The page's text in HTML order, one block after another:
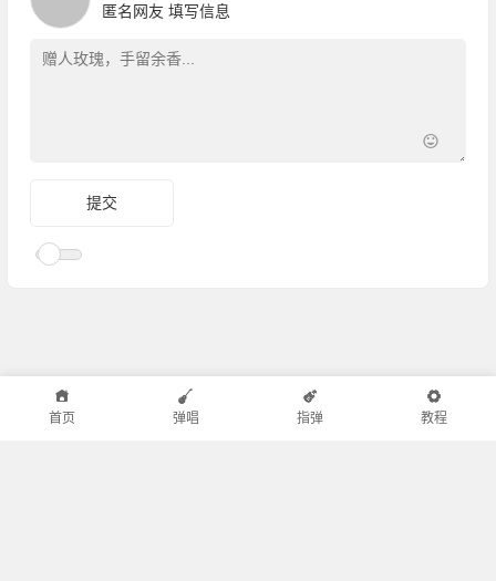
匿名网友 填写信息
首页 弹唱 指弹 教程